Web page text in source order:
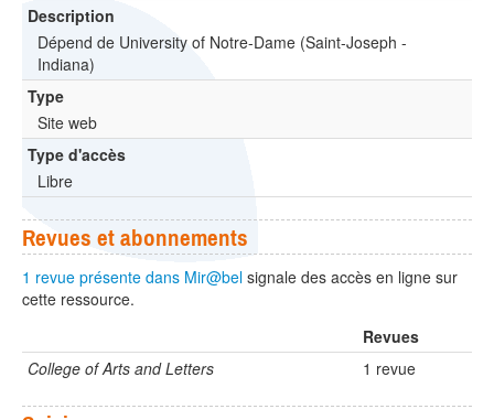
Description
Dépend de University of Notre-Dame (Saint-Joseph -
Indiana)
Type
Site web
Type d'accès
Libre
Revues et abonnements
1 revue présente dans Mir@bel signale des accès en ligne sur
cette ressource.
Revues
College of Arts and Letters
1 revue